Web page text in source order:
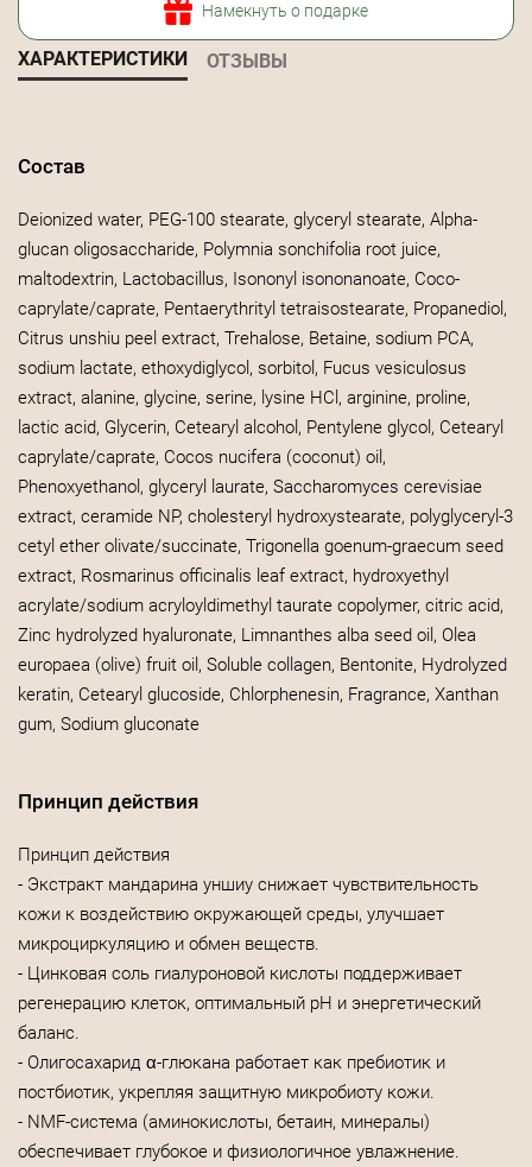
Намекнуть о подарке
ХАРАКТЕРИСТИКИ ОТЗЫВЫ
Состав
Deionized water, PEG-100 stearate, glyceryl stearate, Alpha-
glucan oligosaccharide, Polymnia sonchifolia root juice,
maltodextrin, Lactobacillus, Isononyl isononanoate, Coco-
caprylate/caprate, Pentaerythrityl tetraisostearate, Propanediol,
Citrus unshiu peel extract, Trehalose, Betaine, sodium PCA,
sodium lactate, ethoxydiglycol, sorbitol, Fucus vesiculosus
extract, alanine, glycine, serine, lysine HCl, arginine, proline,
lactic acid, Glycerin, Cetearyl alcohol, Pentylene glycol, Cetearyl
caprylate/caprate, Cocos nucifera (coconut) oil,
Phenoxyethanol, glyceryl laurate, Saccharomyces cerevisiae
extract, ceramide NP, cholesteryl hydroxystearate, polyglyceryl-3
cetyl ether olivate/succinate, Trigonella goenum-graecum seed
extract, Rosmarinus officinalis leaf extract, hydroxyethyl
acrylate/sodium acryloyldimethyl taurate copolymer, citric acid,
Zinc hydrolyzed hyaluronate, Limnanthes alba seed oil, Olea
europaea (olive) fruit oil, Soluble collagen, Bentonite, Hydrolyzed
keratin, Cetearyl glucoside, Chlorphenesin, Fragrance, Xanthan
gum, Sodium gluconate
Принцип действия
Принцип действия
- Экстракт мандарина уншиу снижает чувствительность
кожи к воздействию окружающей среды, улучшает
микроциркуляцию и обмен веществ.
- Цинковая соль гиалуроновой кислоты поддерживает
регенерацию клеток, оптимальный pH и энергетический
баланс.
- Олигосахарид α-глюкана работает как пребиотик и
постбиотик, укрепляя защитную микробиоту кожи.
- NMF-система (аминокислоты, бетаин, минералы)
обеспечивает глубокое и физиологичное увлажнение.